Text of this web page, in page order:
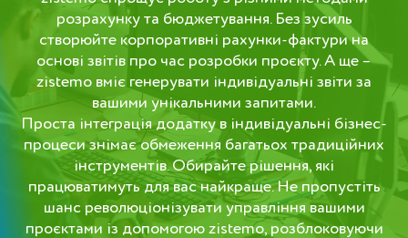
Deutsch (Switzerland)
Deutsch
Français
Italiano
Español
Polski
розрахунку та бюджетування. Без зусиль
створюйте корпоративні рахунки-фактури на
основі звітів про час розробки проєкту. А ще –
zistemo вміє генерувати індивідуальні звіти за
вашими унікальними запитами.
Проста інтеграція додатку в індивідуальні бізнес-
процеси знімає обмеження багатьох традиційних
інструментів. Обирайте рішення, які
працюватимуть для вас найкраще. Не пропустіть
шанс революціонізувати управління вашими
проєктами із допомогою zistemo, розблоковуючи